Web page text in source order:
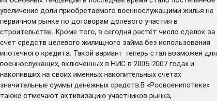
увеличение доли приобретаемого военнослужащими жилья на
первичном рынке по договорам долевого участия в
строительстве. Кроме того, в сегодня растёт число сделок за
счет средств целевого жилищного займа без использования
ипотечного кредита. Такой вариант теперь стал возможен для
военнослужащих, включенных в НИС в 2005-2007 годах и
накопивших на своих именных накопительных счетах
значительные суммы денежных средств.В «Росвоенипотеке»
также отмечают активизацию участников рынка,